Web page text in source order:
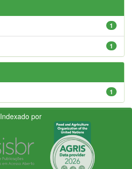
1
1
1
Indexado por